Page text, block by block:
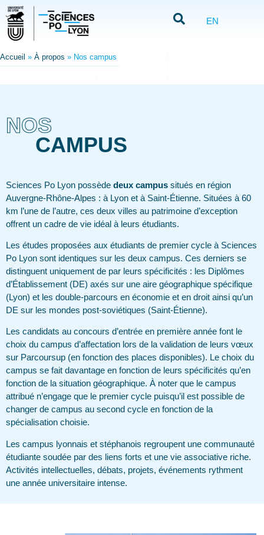
EN
Accueil » À propos » Nos campus
NOS
CAMPUS
Sciences Po Lyon possède deux campus situés en région
Auvergne-Rhône-Alpes : à Lyon et à Saint-Étienne. Situées à 60
km l’une de l’autre, ces deux villes au patrimoine d’exception
offrent un cadre de vie idéal à leurs étudiants.
Les études proposées aux étudiants de premier cycle à Sciences
Po Lyon sont identiques sur les deux campus. Ces derniers se
distinguent uniquement de par leurs spécificités : les Diplômes
d’Établissement (DE) axés sur une aire géographique spécifique
(Lyon) et les double-parcours en économie et en droit ainsi qu’un
DE sur les mondes post-soviétiques (Saint-Étienne).
Les candidats au concours d’entrée en première année font le
choix du campus d’affectation lors de la validation de leurs vœux
sur Parcoursup (en fonction des places disponibles). Le choix du
campus se fait davantage en fonction de leurs spécificités qu’en
fonction de la situation géographique. À noter que le campus
attribué n’engage que le premier cycle puisqu’il est possible de
changer de campus au second cycle en fonction de la
spécialisation choisie.
Les campus lyonnais et stéphanois regroupent une communauté
étudiante soudée par des liens forts et une vie associative riche.
Activités intellectuelles, débats, projets, événements rythment
une année universitaire intense.